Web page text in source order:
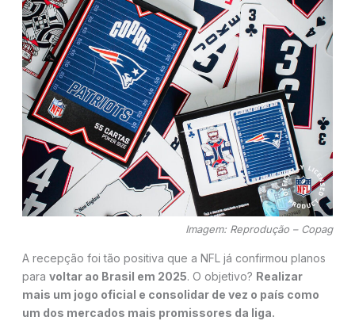
Imagem: Reprodução – Copag
A recepção foi tão positiva que a NFL já confirmou planos
para voltar ao Brasil em 2025. O objetivo? Realizar
mais um jogo oficial e consolidar de vez o país como
um dos mercados mais promissores da liga.